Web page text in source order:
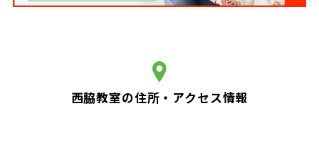
西脇教室の住所・アクセス情報